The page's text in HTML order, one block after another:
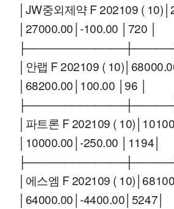
│JW중외제약 F 202109 (
│27000.00│-100.00 │720 │
│안랩 F 202109 (
│68200.00│100.00 │96 │
│파트론 F 202109 (
│10000.00│-250.00 │1194│
│에스엠 F 202109 (
│64000.00│-4400.00│5247│